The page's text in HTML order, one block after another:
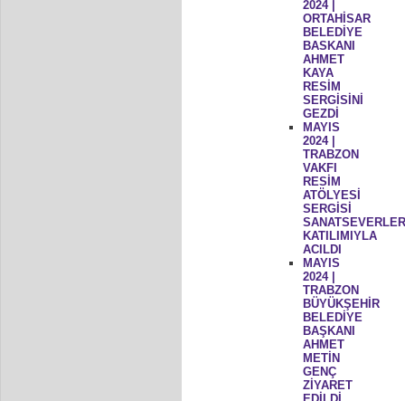
2024 |
ORTAHİSAR
BELEDİYE
BASKANI
AHMET
KAYA
RESİM
SERGİSİNİ
GEZDİ
MAYIS
2024 |
TRABZON
VAKFI
RESİM
ATÖLYESİ
SERGİSİ
KATILIMIYLA
ACILDI
MAYIS
2024 |
TRABZON
BÜYÜKŞEHİR
BELEDİYE
BAŞKANI
AHMET
METİN
GENÇ
ZİYARET